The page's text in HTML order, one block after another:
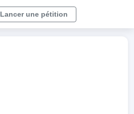
Lancer une pétition